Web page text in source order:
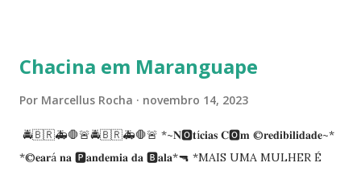
enquanto atuaram nesta instituição.
Chacina em Maranguape
Por Marcellus Rocha novembro 14, 2023
🚔🇧🇷🚑🛑🚨🚔🇧🇷🚑🛑🚨 *~𝐍🅾️𝐭í𝐜𝐢𝐚𝐬 𝐂🅾️𝐦 ©️𝐫𝐞𝐝𝐢𝐛𝐢𝐥𝐢𝐝𝐚𝐝𝐞~*
*©️𝐞𝐚𝐫á 𝐧𝐚 🅿️𝐚𝐧𝐝𝐞𝐦𝐢𝐚 𝐝𝐚 🅱️𝐚𝐥𝐚*🔫 *MAIS UMA MULHER É